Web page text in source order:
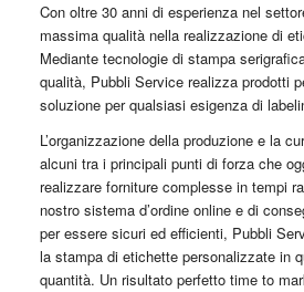
Con oltre 30 anni di esperienza nel
massima qualità nella realizzazione di
Mediante tecnologie di stampa
qualità, Pubbli Service realizza prodotti
soluzione per qualsiasi esigenza di
L’organizzazione della produzione e la
alcuni tra i principali punti di forza che
realizzare forniture complesse in tempi
nostro sistema d’ordine online e di
per essere sicuri ed efficienti, Pubbli
la stampa di etichette personalizzate in
quantità. Un risultato perfetto time to